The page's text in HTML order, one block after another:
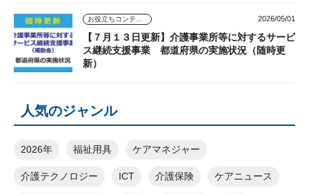
2026/05/01
【７月１３日更新】介護事業所等に対するサービ
ス継続支援事業 都道府県の実施状況（随時更
新）
人気のジャンル
2026年 福祉用具 ケアマネジャー
介護テクノロジー ICT 介護保険 ケアニュース